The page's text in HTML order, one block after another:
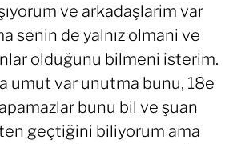
ve arkadaşlarim var
senin de yalnız olmani ve
olduğunu bilmeni isterim.
umut var unutma bunu, 18e
bunu bil ve şuan
geçtiğini biliyorum ama